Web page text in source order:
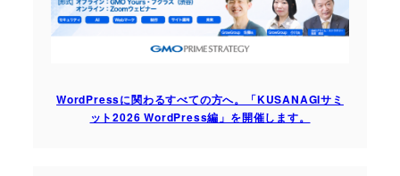
WordPressに関わるすべての方へ。「KUSANAGIサミ
ット2026 WordPress編」を開催します。